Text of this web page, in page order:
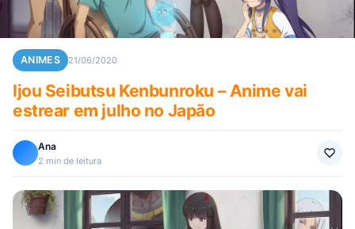
ANIMES 21/06/2020
Ijou Seibutsu Kenbunroku – Anime vai
estrear em julho no Japão
Ana
2 min de leitura